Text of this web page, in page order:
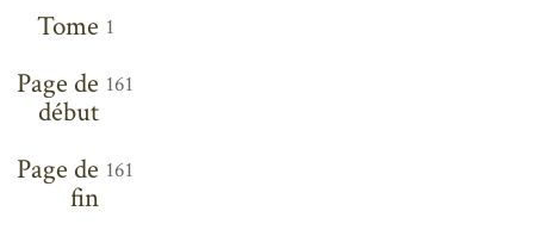
Tome 1
Page de
début
161
Page de
fin
161